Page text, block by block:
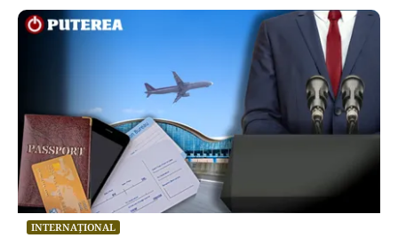
INTERNAȚIONAL